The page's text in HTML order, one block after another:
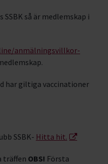
så är medlemskap i
anmälningsvillkor-
har giltiga vaccinationer
SSBK- Hitta hit.
träffen OBS! Första